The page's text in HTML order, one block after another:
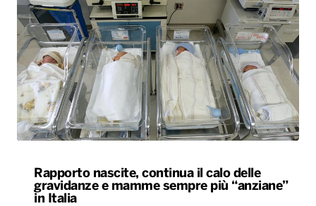
Rapporto nascite, continua il calo delle
gravidanze e mamme sempre più “anziane”
in Italia